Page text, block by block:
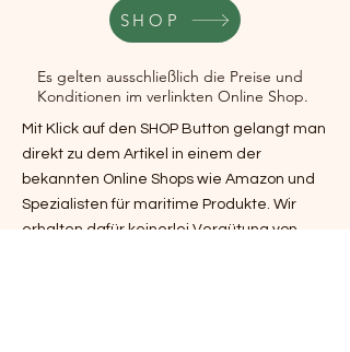
SHOP
Es gelten ausschließlich die Preise und
Konditionen im verlinkten Online Shop.
Mit Klick auf den SHOP Button gelangt man
direkt zu dem Artikel in einem der
bekannten Online Shops wie Amazon und
Spezialisten für maritime Produkte. Wir
erhalten dafür keinerlei Vergütung von